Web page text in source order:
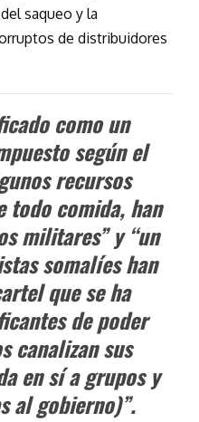
saqueo y la
de distribuidores
como un
según el
recursos
todo comida, han
militares” y “un
somalíes han
que se ha
de poder
canalizan sus
en sí a grupos y
al gobierno)”.